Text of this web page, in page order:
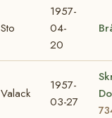
Sto
1957-
04-
20
Valack
1957-
03-27